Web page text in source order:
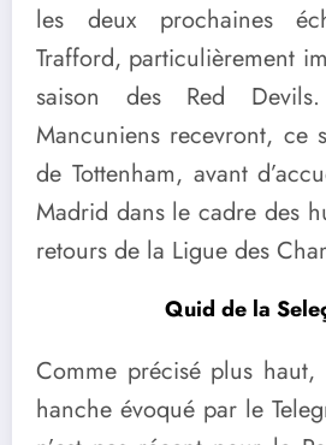
les deux prochaines
Trafford, particulièrement
saison des Red
Mancuniens recevront, ce
de Tottenham, avant
Madrid dans le cadre des
retours de la Ligue des
Quid de la
Comme précisé plus
hanche évoqué par le